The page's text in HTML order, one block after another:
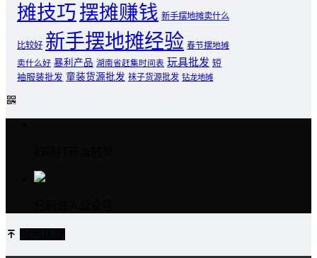
摊技巧摆摊赚钱 新手摆地摊卖什么
比较好 新手摆地摊经验 春节摆地摊
卖什么好 暴利产品 湖南省赶集时间表 玩具批发 短
袖服装批发 童装货源批发 袜子货源批发 钻龙地摊